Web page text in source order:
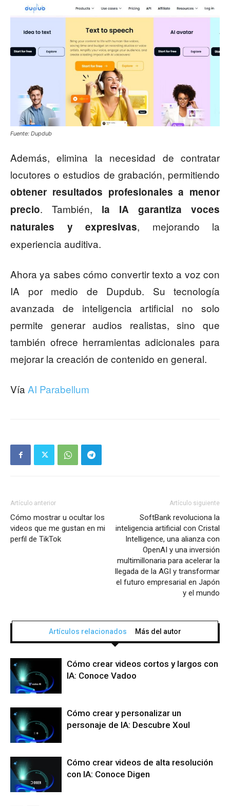
Fuente: Dupdub
Además, elimina la necesidad de contratar
locutores o estudios de grabación, permitiendo
obtener resultados profesionales a menor
precio. También, la IA garantiza voces
naturales y expresivas, mejorando la
experiencia auditiva.
Ahora ya sabes cómo convertir texto a voz con
IA por medio de Dupdub. Su tecnología
avanzada de inteligencia artificial no solo
permite generar audios realistas, sino que
también ofrece herramientas adicionales para
mejorar la creación de contenido en general.
Vía AI Parabellum
Artículo anterior
Cómo mostrar u ocultar los
videos que me gustan en mi
perfil de TikTok
Artículo siguiente
SoftBank revoluciona la
inteligencia artificial con Cristal
Intelligence, una alianza con
OpenAI y una inversión
multimillonaria para acelerar la
llegada de la AGI y transformar
el futuro empresarial en Japón
y el mundo
Artículos relacionados Más del autor
Cómo crear videos cortos y largos con
IA: Conoce Vadoo
Cómo crear y personalizar un
personaje de IA: Descubre Xoul
Cómo crear videos de alta resolución
con IA: Conoce Digen